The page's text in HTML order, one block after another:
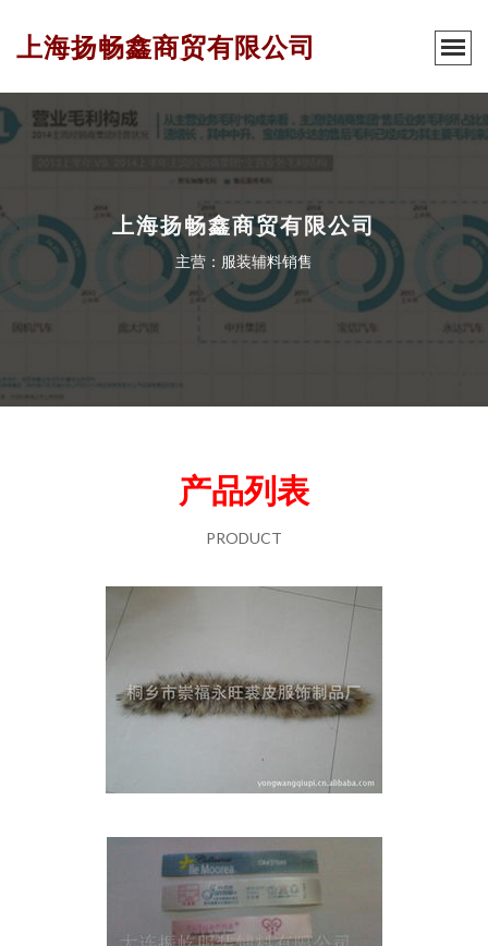
上海扬畅鑫商贸有限公司
上海扬畅鑫商贸有限公司
主营：服装辅料销售
产品列表
PRODUCT